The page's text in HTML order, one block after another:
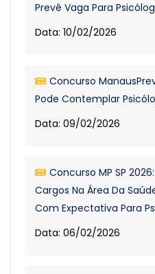
Prevê Vaga Para
Data: 10/02/2026
Concurso
Pode Contemplar
Data: 09/02/2026
Concurso MP SP
Cargos Na Área Da
Com Expectativa Para
Data: 06/02/2026